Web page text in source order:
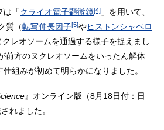
は「クライオ電子顕微鏡[4] 」を用いて、
質（転写伸長因子[5]やヒストンシャペロ
レオソームを通過する様子を捉えまし
前方のヌクレオソームをいったん解体
組みが初めて明らかになりました。
』オンライン版（8月18日付：日
れました。